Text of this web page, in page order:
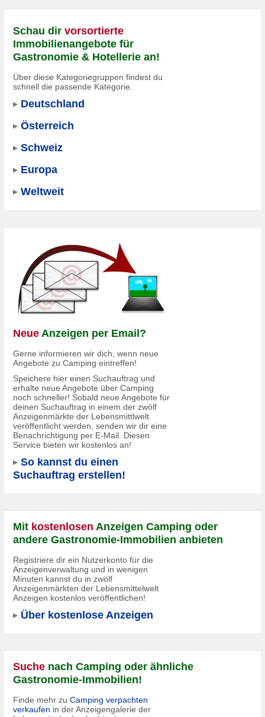
Schau dir vorsortierte
Immobilienangebote für
Gastronomie & Hotellerie an!
Über diese Kategoriegruppen findest du
schnell die passende Kategorie.
Deutschland
Österreich
Schweiz
Europa
Weltweit
Neue Anzeigen per Email?
Gerne informieren wir dich, wenn neue
Angebote zu Camping eintreffen!
Speichere hier einen Suchauftrag und
erhalte neue Angebote über Camping
noch schneller! Sobald neue Angebote für
deinen Suchauftrag in einem der zwölf
Anzeigenmärkte der Lebensmittlwelt
veröffentlicht werden, senden wir dir eine
Benachrichtigung per E-Mail. Diesen
Service bieten wir kostenlos an!
So kannst du einen
Suchauftrag erstellen!
Mit kostenlosen Anzeigen Camping oder
andere Gastronomie-Immobilien anbieten
Registriere dir ein Nutzerkonto für die
Anzeigenverwaltung und in wenigen
Minuten kannst du in zwölf
Anzeigenmärkten der Lebensmittelwelt
Anzeigen kostenlos veröffentlichen!
Über kostenlose Anzeigen
Suche nach Camping oder ähnliche
Gastronomie-Immobilien!
Finde mehr zu Camping verpachten
verkaufen in der Anzeigengalerie der